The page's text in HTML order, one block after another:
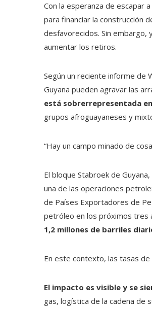
Con la esperanza de escapar
para financiar la construcción
desfavorecidos. Sin embargo,
aumentar los retiros.
Según un reciente informe de
Guyana pueden agravar las
está sobrerrepresentada
grupos afroguayaneses y
“Hay un campo minado de
El bloque Stabroek de
una de las operaciones
de Países Exportadores de
petróleo en los próximos tres
1,2 millones de barriles
En este contexto, las tasas
El impacto es visible y se
gas, logística de la cadena de